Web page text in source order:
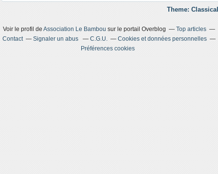
Theme:
Voir le profil de Association Le Bambou sur le portail Overblog
Top articles
Contact
Signaler un abus C.G.U.
Cookies et données personnelles
Préférences cookies